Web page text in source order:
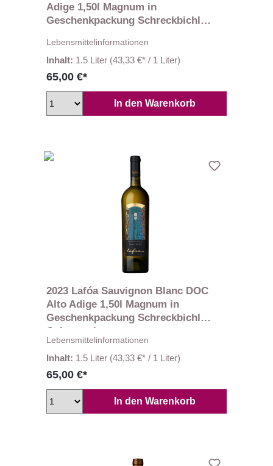
Adige 1,50l Magnum in
Geschenkpackung Schreckbichl
Lebensmittelinformationen
Inhalt: 1.5 Liter (43,33 €* / 1 Liter)
65,00 €*
In den Warenkorb
2023 Lafóa Sauvignon Blanc DOC
Alto Adige 1,50l Magnum in
Geschenkpackung Schreckbichl
Colterenzio
Lebensmittelinformationen
Inhalt: 1.5 Liter (43,33 €* / 1 Liter)
65,00 €*
In den Warenkorb